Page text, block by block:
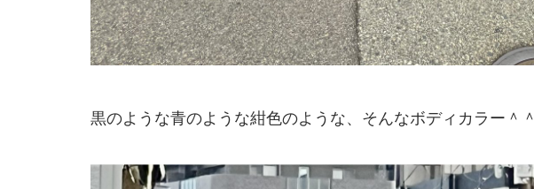
黒のような青のような紺色のような、そんなボディカラー＾＾